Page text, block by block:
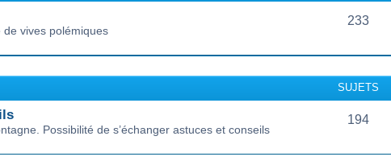
de vives polémiques
233
SUJETS
Possibilité de s’échanger astuces et conseils
194